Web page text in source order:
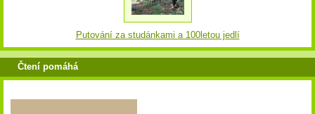
Putování za studánkami a 100letou jedlí
Čtení pomáhá